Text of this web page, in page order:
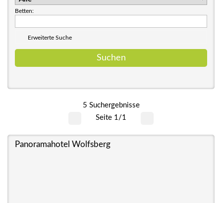
Betten:
Erweiterte Suche
5 Suchergebnisse
Seite 1/1
Panoramahotel Wolfsberg